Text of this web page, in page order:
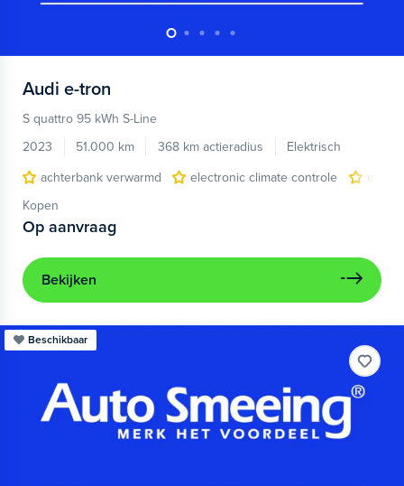
Audi e-tron
S quattro 95 kWh S-Line
2023
51.000 km 368 km actieradius
Elektrisch
achterbank verwarmd
electronic climate controle
Kopen
Op aanvraag
Bekijken
Beschikbaar